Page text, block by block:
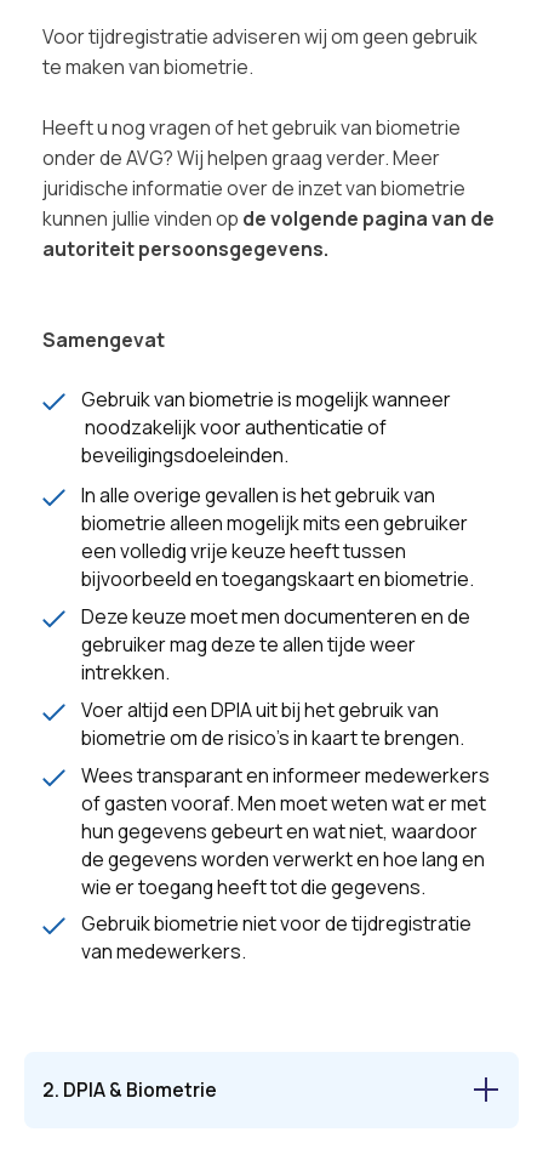
Voor tijdregistratie adviseren wij om geen gebruik
te maken van biometrie.
Heeft u nog vragen of het gebruik van biometrie
onder de AVG? Wij helpen graag verder. Meer
juridische informatie over de inzet van biometrie
kunnen jullie vinden op de volgende pagina van de
autoriteit persoonsgegevens.
Samengevat
Gebruik van biometrie is mogelijk wanneer
noodzakelijk voor authenticatie of
beveiligingsdoeleinden.
In alle overige gevallen is het gebruik van
biometrie alleen mogelijk mits een gebruiker
een volledig vrije keuze heeft tussen
bijvoorbeeld en toegangskaart en biometrie.
Deze keuze moet men documenteren en de
gebruiker mag deze te allen tijde weer
intrekken.
Voer altijd een DPIA uit bij het gebruik van
biometrie om de risico's in kaart te brengen.
Wees transparant en informeer medewerkers
of gasten vooraf. Men moet weten wat er met
hun gegevens gebeurt en wat niet, waardoor
de gegevens worden verwerkt en hoe lang en
wie er toegang heeft tot die gegevens.
Gebruik biometrie niet voor de tijdregistratie
van medewerkers.
2. DPIA & Biometrie